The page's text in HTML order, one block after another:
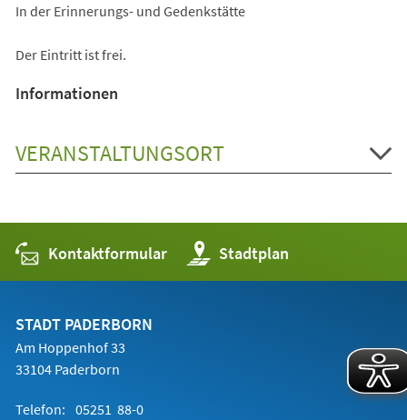
In der Erinnerungs- und Gedenkstätte
Der Eintritt ist frei.
Informationen
VERANSTALTUNGSORT
Kontaktformular Stadtplan
(Öffnet
in
einem
STADT PADERBORN
Am Hoppenhof 33
33104 Paderborn
Telefon: 05251 88-0